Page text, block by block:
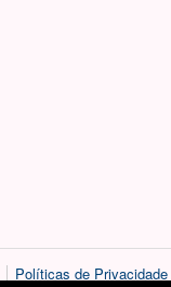
Políticas de Privacidade